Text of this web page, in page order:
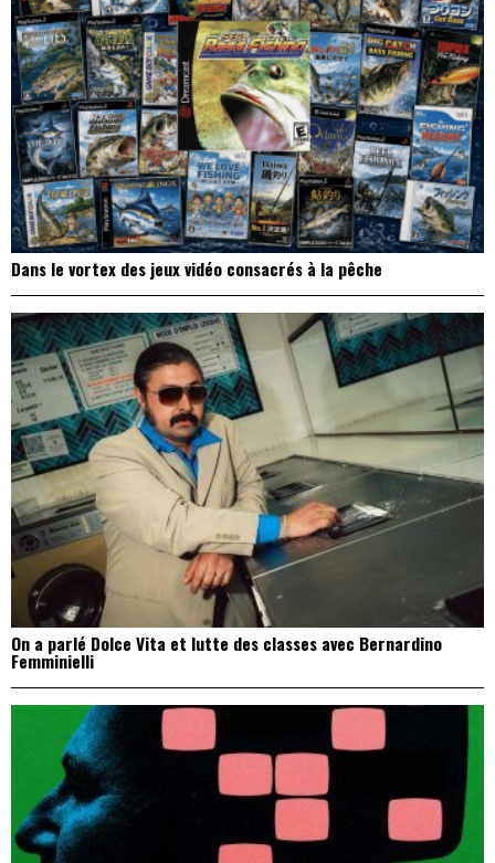
Dans le vortex des jeux vidéo consacrés à la pêche
On a parlé Dolce Vita et lutte des classes avec Bernardino
Femminielli